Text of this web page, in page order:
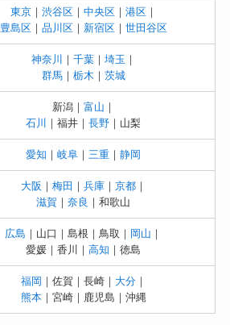
東京｜ 渋谷区｜ 中央区｜ 港区｜
豊島区｜ 品川区｜ 新宿区｜ 世田谷区
神奈川 ｜ 千葉｜ 埼玉 ｜
群馬｜ 栃木 ｜ 茨城
新潟｜ 富山 ｜
石川
｜福井｜長野 ｜山梨
愛知 ｜岐阜 ｜三重 ｜静岡
大阪 ｜ 梅田 ｜ 兵庫｜ 京都｜
滋賀 ｜奈良 ｜和歌山
広島 ｜山口｜島根｜鳥取｜ 岡山 ｜
愛媛｜香川｜高知 ｜徳島
福岡 ｜佐賀｜長崎｜ 大分｜
熊本｜宮崎｜鹿児島｜沖縄